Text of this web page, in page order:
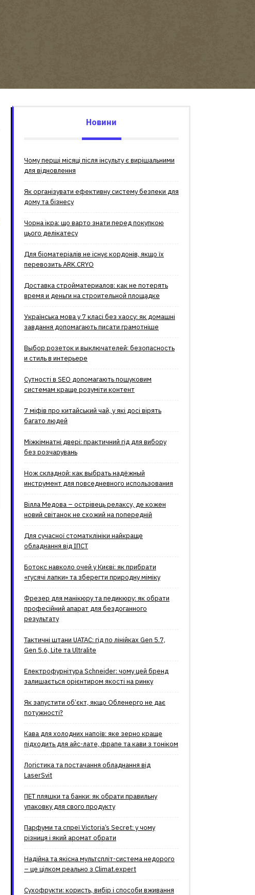
Новини
Чому перші місяці після інсульту є вирішальними
для відновлення
Як організувати ефективну систему безпеки для
дому та бізнесу
Чорна ікра: що варто знати перед покупкою
цього делікатесу
Для біоматеріалів не існує кордонів, якщо їх
перевозить ARK.CRYO
Доставка стройматериалов: как не потерять
время и деньги на строительной площадке
Українська мова у 7 класі без хаосу: як домашні
завдання допомагають писати грамотніше
Выбор розеток и выключателей: безопасность
и стиль в интерьере
Сутності в SEO допомагають пошуковим
системам краще розуміти контент
7 міфів про китайський чай, у які досі вірять
багато людей
Міжкімнатні двері: практичний гід для вибору
без розчарувань
Нож складной: как выбрать надёжный
инструмент для повседневного использования
Вілла Медова – острівець релаксу, де кожен
новий світанок не схожий на попередній
Для сучасної стоматклініки найкраще
обладнання від ІПСТ
Ботокс навколо очей у Києві: як прибрати
«гусячі лапки» та зберегти природну міміку
Фрезер для манікюру та педикюру: як обрати
професійний апарат для бездоганного
результату
Тактичні штани UATAC: гід по лінійках Gen 5.7,
Gen 5.6, Lite та Ultralite
Електрофурнітура Schneider: чому цей бренд
залишається орієнтиром якості на ринку
Як запустити об’єкт, якщо Обленерго не дає
потужності?
Кава для холодних напоїв: яке зерно краще
підходить для айс-лате, фрапе та кави з тоніком
Логістика та постачання обладнання від
LaserSvit
ПЕТ пляшки та банки: як обрати правильну
упаковку для свого продукту
Парфуми та спреї Victoria’s Secret: у чому
різниця і який аромат обрати
Надійна та якісна мультспліт-система недорого
– це цілком реально з Climat.еxpert
Сухофрукти: користь, вибір і способи вживання